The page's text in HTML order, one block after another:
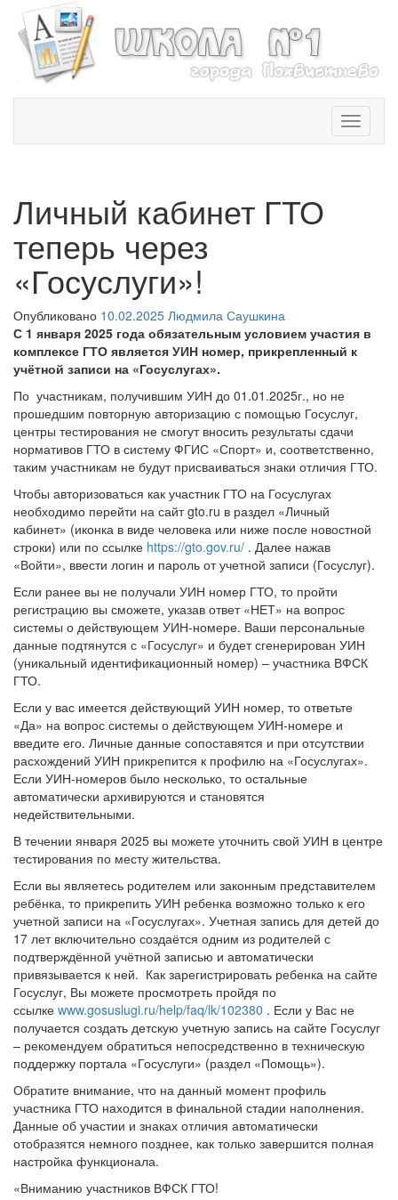
T
o
t
i
Личный кабинет ГТО
теперь через
«Госуслуги»!
Опубликовано 10.02.2025 Людмила Саушкина
С 1 января 2025 года обязательным условием участия в
комплексе ГТО является УИН номер, прикрепленный к
учётной записи на «Госуслугах».
По участникам, получившим УИН до 01.01.2025г., но не
прошедшим повторную авторизацию с помощью Госуслуг,
центры тестирования не смогут вносить результаты сдачи
нормативов ГТО в систему ФГИС «Спорт» и, соответственно,
таким участникам не будут присваиваться знаки отличия ГТО.
Чтобы авторизоваться как участник ГТО на Госуслугах
необходимо перейти на сайт gto.ru в раздел «Личный
кабинет» (иконка в виде человека или ниже после новостной
строки) или по ссылке https://gto.gov.ru/ . Далее нажав
«Войти», ввести логин и пароль от учетной записи (Госуслуг).
Если ранее вы не получали УИН номер ГТО, то пройти
регистрацию вы сможете, указав ответ «НЕТ» на вопрос
системы о действующем УИН-номере. Ваши персональные
данные подтянутся с «Госуслуг» и будет сгенерирован УИН
(уникальный идентификационный номер) – участника ВФСК
ГТО.
Если у вас имеется действующий УИН номер, то ответьте
«Да» на вопрос системы о действующем УИН-номере и
введите его. Личные данные сопоставятся и при отсутствии
расхождений УИН прикрепится к профилю на «Госуслугах».
Если УИН-номеров было несколько, то остальные
автоматически архивируются и становятся
недействительными.
В течении января 2025 вы можете уточнить свой УИН в центре
тестирования по месту жительства.
Если вы являетесь родителем или законным представителем
ребёнка, то прикрепить УИН ребенка возможно только к его
учетной записи на «Госуслугах». Учетная запись для детей до
17 лет включительно создаётся одним из родителей с
подтверждённой учётной записью и автоматически
привязывается к ней. Как зарегистрировать ребенка на сайте
Госуслуг, Вы можете просмотреть пройдя по
ссылке www.gosuslugi.ru/help/faq/lk/102380 . Если у Вас не
получается создать детскую учетную запись на сайте Госуслуг
– рекомендуем обратиться непосредственно в техническую
поддержку портала «Госуслуги» (раздел «Помощь»).
Обратите внимание, что на данный момент профиль
участника ГТО находится в финальной стадии наполнения.
Данные об участии и знаках отличия автоматически
отобразятся немного позднее, как только завершится полная
настройка функционала.
«Вниманию участников ВФСК ГТО!